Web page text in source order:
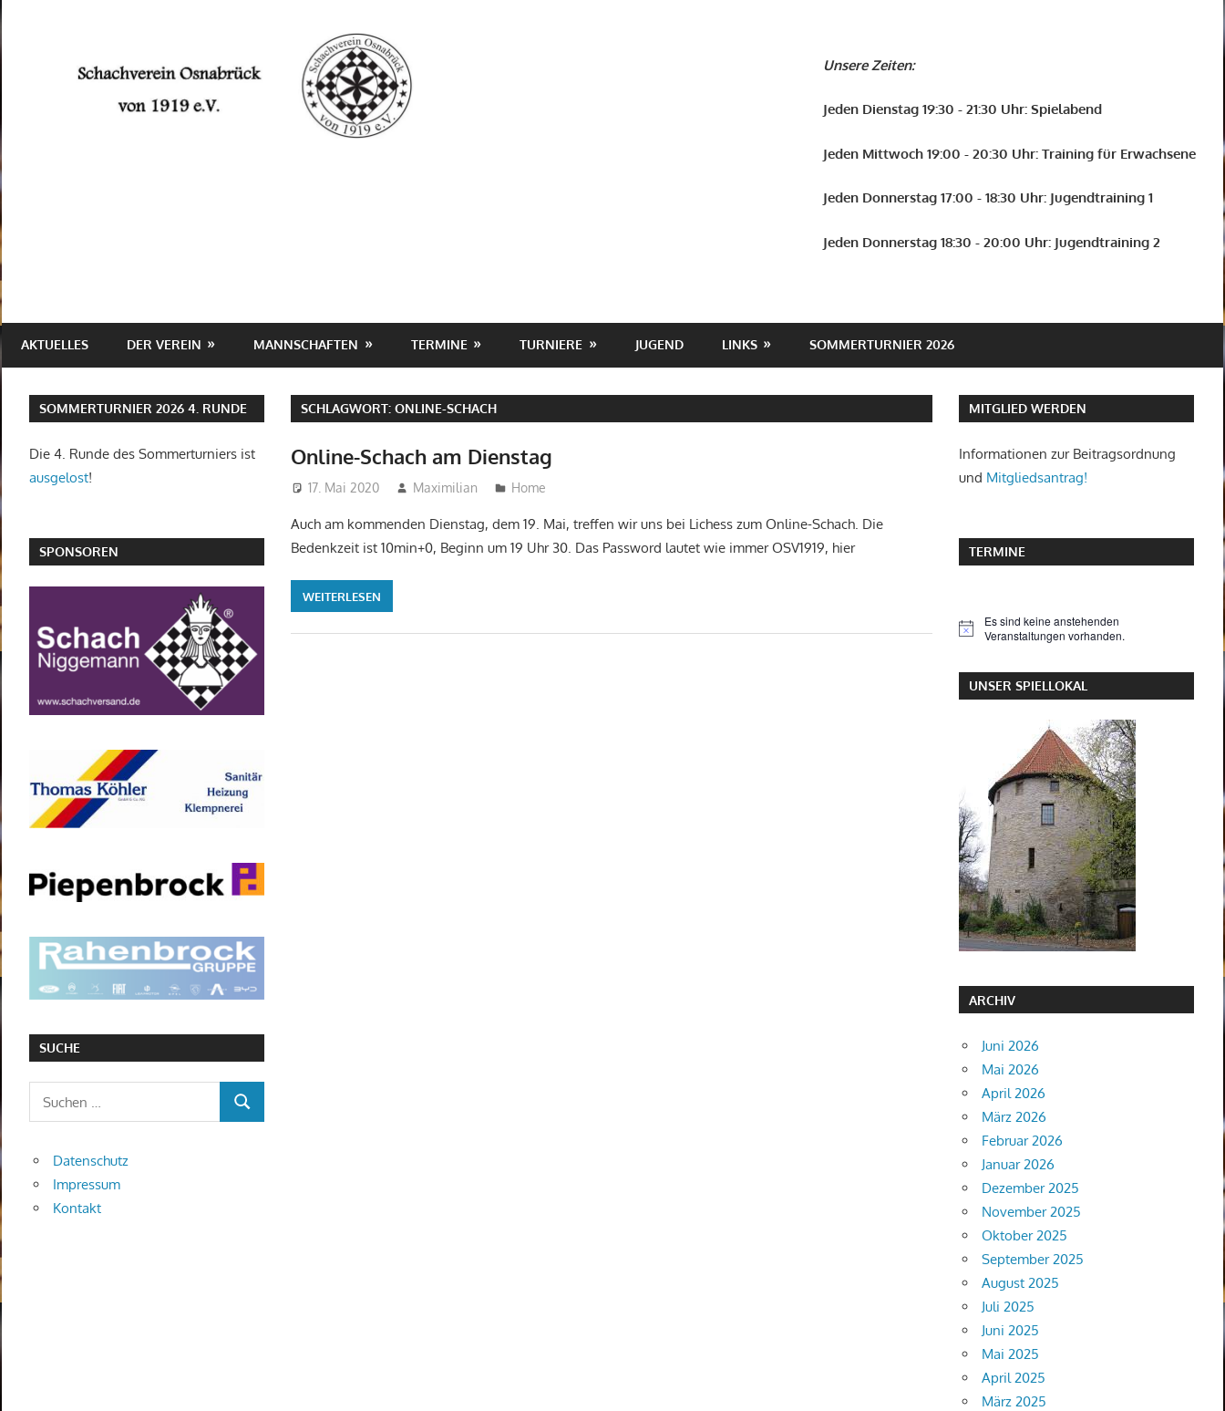
Zum
springen
Unsere Zeiten:
Jeden Dienstag 19:30 - 21:30 Uhr: Spielabend
Jeden Mittwoch 19:00 - 20:30 Uhr: Training für Erwachsene
Jeden Donnerstag 17:00 - 18:30 Uhr: Jugendtraining 1
Jeden Donnerstag 18:30 - 20:00 Uhr: Jugendtraining 2
AKTUELLES DER VEREIN MANNSCHAFTEN TERMINE TURNIERE JUGEND LINKS SOMMERTURNIER 2026
SCHLAGWORT:ONLINE-SCHACH
Online-Schach am Dienstag
17. Mai 2020 Maximilian Home
Auch am kommenden Dienstag, dem 19. Mai, treffen wir uns bei Lichess zum Online-Schach. Die
Bedenkzeit ist 10min+0, Beginn um 19 Uhr 30. Das Password lautet wie immer OSV1919, hier
WEITERLESEN
SOMMERTURNIER 2026 4. RUNDE
Die 4. Runde des Sommerturniers ist
ausgelost!
SPONSOREN
SUCHE
SUCHEN
Datenschutz
Impressum
Kontakt
MITGLIED WERDEN
Informationen zur Beitragsordnung
und Mitgliedsantrag!
TERMINE
Hinweis
Es sind keine anstehenden
Veranstaltungen vorhanden.
UNSER SPIELLOKAL
ARCHIV
Juni 2026
Mai 2026
April 2026
März 2026
Februar 2026
Januar 2026
Dezember 2025
November 2025
Oktober 2025
September 2025
August 2025
Juli 2025
Juni 2025
Mai 2025
April 2025
März 2025